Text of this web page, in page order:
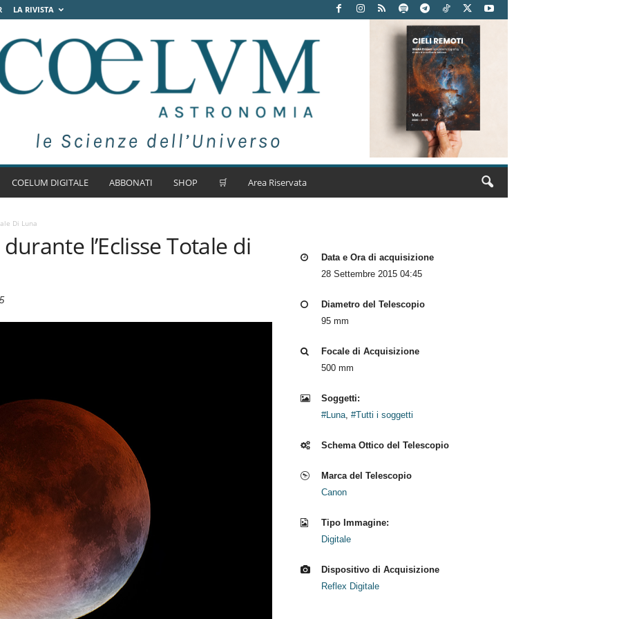
LA RIVISTA
COELUM DIGITALE ABBONATI SHOP 🛒 Area Riservata
Di Luna
l’Eclisse Totale di
Data e Ora di acquisizione
28 Settembre 2015 04:45
Diametro del Telescopio
95 mm
Focale di Acquisizione
500 mm
Soggetti:
#Luna, #Tutti i soggetti
Schema Ottico del Telescopio
Marca del Telescopio
Canon
Tipo Immagine:
Digitale
Dispositivo di Acquisizione
Reflex Digitale